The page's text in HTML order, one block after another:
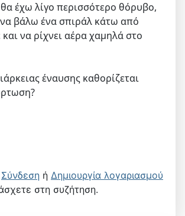
έχω λίγο περισσότερο θόρυβο,
βάλω ένα σπιράλ κάτω από
να ρίχνει αέρα χαμηλά στο
έναυσης καθορίζεται
Σύνδεση ή Δημιουργία λογαριασμού
στη συζήτηση.